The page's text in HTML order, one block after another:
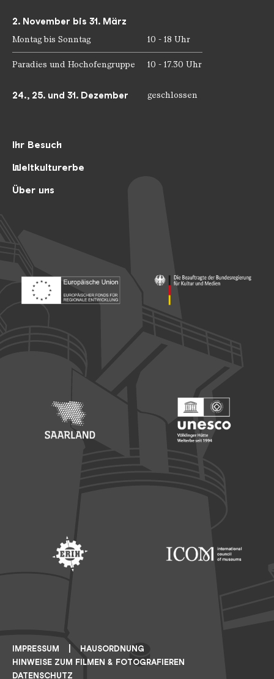
Ihr Besuch
Weltkulturerbe
Über uns
2. November bis 31. März
Montag bis Sonntag 10 - 18 Uhr
Paradies und Hochofengruppe 10 - 17.30 Uhr
24., 25. und 31. Dezember geschlossen
IMPRESSUM
HAUSORDNUNG
HINWEISE ZUM FILMEN & FOTOGRAFIEREN
DATENSCHUTZ